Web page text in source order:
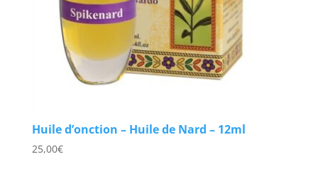
Huile d’onction – Huile de Nard – 12ml
25,00€